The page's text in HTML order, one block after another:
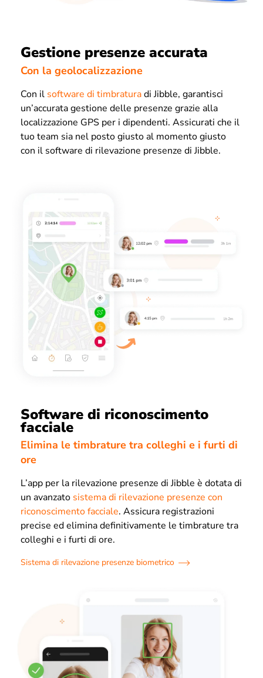
Gestione presenze accurata
Con la geolocalizzazione
Con il software di timbraturadi Jibble, garantisci
un’accurata gestione delle presenze grazie alla
localizzazione GPS per i dipendenti. Assicurati che il
tuo team sia nel posto giusto al momento giusto
con il software di rilevazione presenze di Jibble.
Software di riconoscimento
facciale
Elimina le timbrature tra colleghi e i furti di
ore
L’app per la rilevazione presenze di Jibble è dotata di
un avanzato sistema di rilevazione presenze con
riconoscimento facciale. Assicura registrazioni
precise ed elimina definitivamente le timbrature tra
colleghi e i furti di ore.
Sistema di rilevazione presenze biometrico